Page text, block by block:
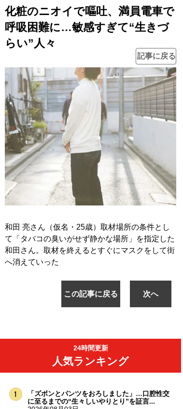
化粧のニオイで嘔吐、満員電車で
呼吸困難に…敏感すぎて“生きづ
らい”人々
記事に戻る
和田 亮さん（仮名・25歳）取材場所の条件とし
て「タバコの臭いがせず静かな場所」を指定した
和田さん。取材を終えるとすぐにマスクをして街
へ消えていった
この記事に戻る 次へ
24時間更新
人気ランキング
「ズボンとパンツをおろしました」…口腔性交
に至るまでの“生々しいやりとり”を証言...